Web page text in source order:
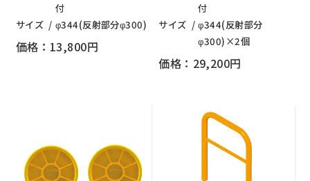
付
サイズ
φ344(反射部分φ300)
価格：13,800円
付
サイズ
φ344(反射部分
φ300)×2個
価格：29,200円